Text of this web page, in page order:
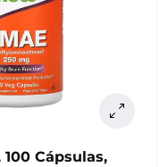
100 Cápsulas,